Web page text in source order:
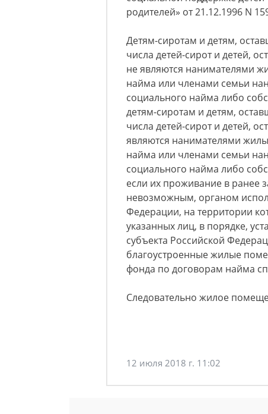
родителей» от 21.12.1996 N
Детям-сиротам и детям,
числа детей-сирот и детей,
не являются нанимателями
найма или членами семьи
социального найма либо
детям-сиротам и детям,
числа детей-сирот и детей,
являются нанимателями
найма или членами семьи
социального найма либо
если их проживание в ранее
невозможным, органом
Федерации, на территории
указанных лиц, в порядке,
субъекта Российской
благоустроенные жилые
фонда по договорам найма
Следовательно жилое
12 июля 2018 г. 11:02